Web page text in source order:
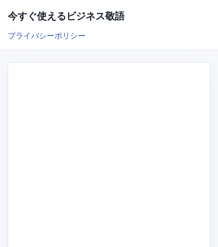
今すぐ使えるビジネス敬語
プライバシーポリシー